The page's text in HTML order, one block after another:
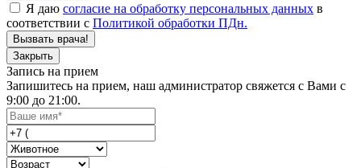
Я даю согласие на обработку персональных данных в
соответствии с Политикой обработки ПДн.
Вызвать врача!
Закрыть
Запись на прием
Запишитесь на прием, наш администратор свяжется с Вами с
9:00 до 21:00.